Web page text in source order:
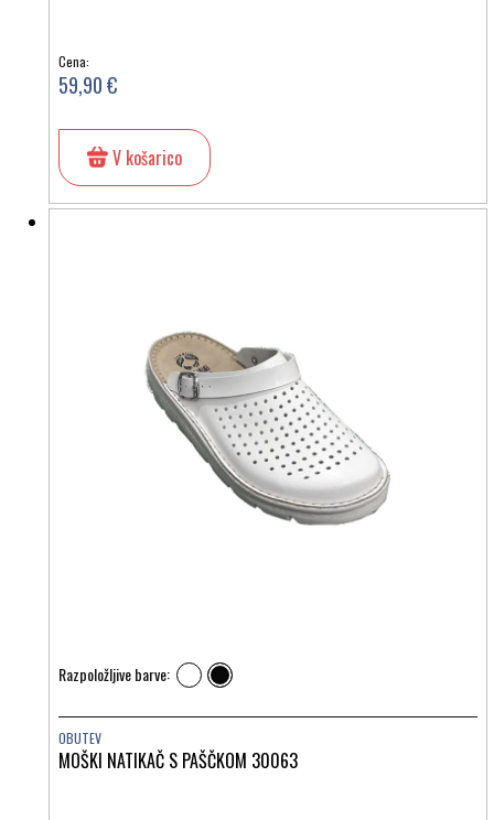
Cena:
59,90 €
V košarico
Razpoložljive barve:
OBUTEV
MOŠKI NATIKAČ S PAŠČKOM 30063